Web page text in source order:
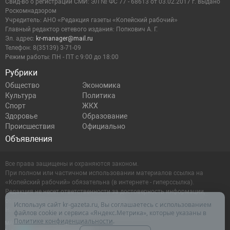
Рубрики
Общество
Экономика
Культура
Политика
Спорт
ЖКХ
Здоровье
Образование
Происшествия
Официально
Объявления
Cвид-во о регистрации СМИ: ЭЛ № ФС 77 - 68613 от 03.02.2017 г. выдано
Роскомнадзором
Учредитель: АНО «Редакция газеты «Копейский рабочий»
Главный редактор сетевого издания: Попкович А. Г.
Эл. адрес: kr-manager@mail.ru
Телефон: 8(35139) 3-71-09
Режим работы: ПН - ПТ с 9:00 до 18:00
Все права защищены и охраняются законом.
При полном или частичном использовании материалов ссылка на
«Копейский рабочий» обязательна (в интернете - гиперссылка).
Редакция не несет ответственности за достоверность информации,
содержащейся в рекламных объявлениях.
Настоящий ресурс может содержать материалы 16+
Используя сайт kr-gazeta.ru, Вы соглашаетесь с использованием
файлов cookie и сервиса «Яндекс.Метрика», которые указаны в
Политике конфиденциальности.